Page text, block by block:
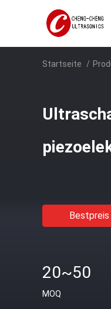
Startseite /
Bestpreis
20~50
MOQ